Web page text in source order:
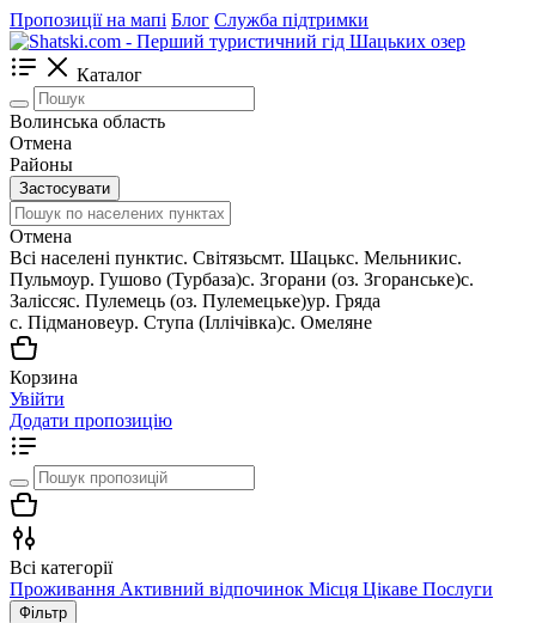
Пропозиції на мапі Блог Служба підтримки
Каталог
Волинська область
Отмена
Районы
Застосувати
Отмена
Всі населені пунктиc. Світязьсмт. Шацькс. Мельникис.
Пульмоур. Гушово (Турбаза)с. Згорани (оз. Згоранське)с.
Заліссяс. Пулемець (оз. Пулемецьке)ур. Гряда
с. Підмановеур. Ступа (Іллічівка)с. Омеляне
Корзина
Увійти
Додати пропозицію
Всі категорії
Проживання Активний відпочинок Місця Цікаве Послуги
Фільтр